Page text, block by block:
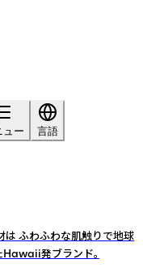
ュー
言語
ふわふわな肌触りで地球
発ブランド。